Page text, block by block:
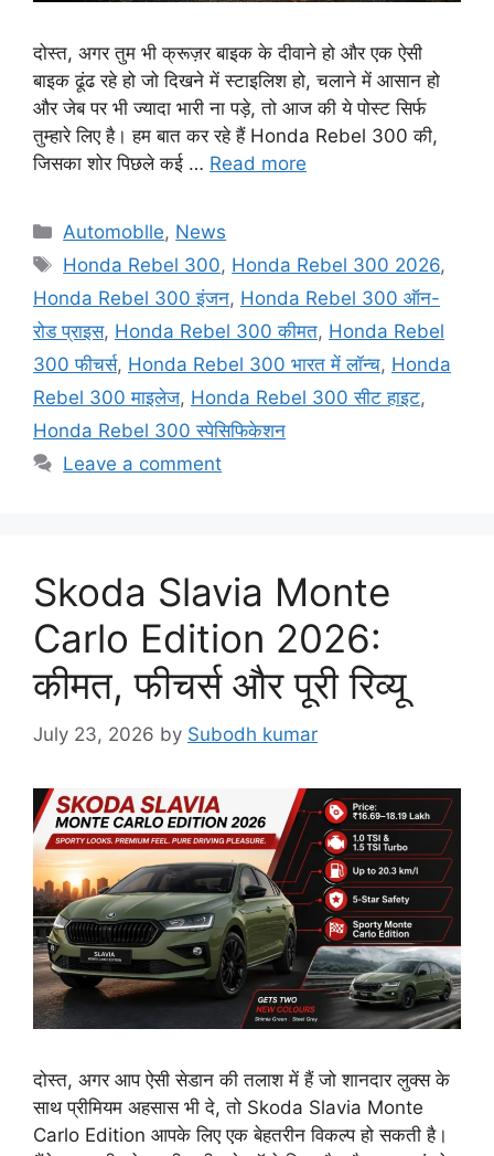
दोस्त, अगर तुम भी क्रूज़र बाइक के दीवाने हो और एक ऐसी
बाइक ढूंढ रहे हो जो दिखने में स्टाइलिश हो, चलाने में आसान हो
और जेब पर भी ज्यादा भारी ना पड़े, तो आज की ये पोस्ट सिर्फ
तुम्हारे लिए है। हम बात कर रहे हैं Honda Rebel 300 की,
जिसका शोर पिछले कई … Read more
Automoblle, News
Honda Rebel 300, Honda Rebel 300 2026,
Honda Rebel 300 इंजन, Honda Rebel 300 ऑन-
रोड प्राइस, Honda Rebel 300 कीमत, Honda Rebel
300 फीचर्स, Honda Rebel 300 भारत में लॉन्च, Honda
Rebel 300 माइलेज, Honda Rebel 300 सीट हाइट,
Honda Rebel 300 स्पेसिफिकेशन
Leave a comment
Skoda Slavia Monte
Carlo Edition 2026:
कीमत, फीचर्स और पूरी रिव्यू
July 23, 2026 by Subodh kumar
दोस्त, अगर आप ऐसी सेडान की तलाश में हैं जो शानदार लुक्स के
साथ प्रीमियम अहसास भी दे, तो Skoda Slavia Monte
Carlo Edition आपके लिए एक बेहतरीन विकल्प हो सकती है।